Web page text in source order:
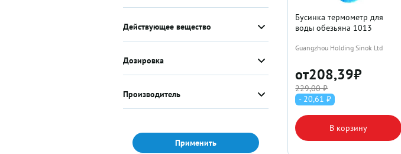
Действующее вещество
Дозировка
Производитель
Применить
Бусинка термометр для
воды обезьяна 1013
Guangzhou Holding Sinok Ltd
от208,39₽
229,00 ₽
- 20,61 ₽
В корзину